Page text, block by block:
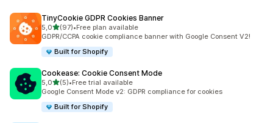
TinyCookie GDPR Cookies Banner
5,0/ 5 tähteä
(97)
97 arvostelua yhteensä
•Free plan available
GDPR/CCPA cookie compliance banner with Google Consent V2!
Built for Shopify
Cookease: Cookie Consent Mode
5,0/ 5 tähteä
(5)
5 arvostelua yhteensä
•Free trial available
Google Consent Mode v2: GDPR compliance for cookies
Built for Shopify